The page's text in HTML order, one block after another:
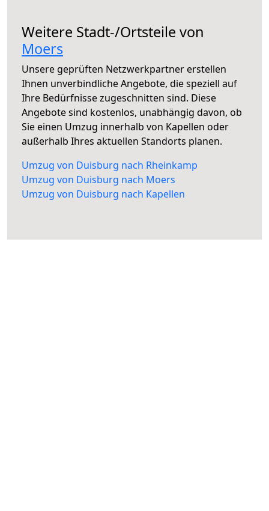
Weitere Stadt-/Ortsteile von
Moers
Unsere geprüften Netzwerkpartner erstellen
Ihnen unverbindliche Angebote, die speziell auf
Ihre Bedürfnisse zugeschnitten sind. Diese
Angebote sind kostenlos, unabhängig davon, ob
Sie einen Umzug innerhalb von Kapellen oder
außerhalb Ihres aktuellen Standorts planen.
Umzug von Duisburg nach Rheinkamp
Umzug von Duisburg nach Moers
Umzug von Duisburg nach Kapellen